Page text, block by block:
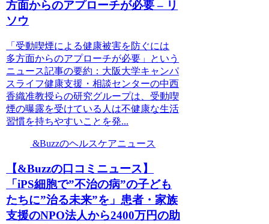
方面からのアプローチが必要 – リ
ソウ
「受動喫煙による健康被害を防ぐには
多方面からのアプローチが必要」という
ニュース記事の要約：大阪大学キャンパ
スライフ健康支援・相談センターの中西
香織准教授らの研究グループは、受動喫
煙の曝露を受けている人は不健康な生活
習慣を持ちやすいことを発...
&Buzzのヘルスケアニュース
【&Buzzの口コミニュース】
「iPS細胞で”不治の病”の子ども
たちに”治る未来”を」患者・家族
支援のNPO法人から2400万円の助